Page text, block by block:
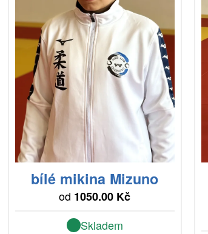
bílé mikina Mizuno
od 1050.00 Kč
Skladem